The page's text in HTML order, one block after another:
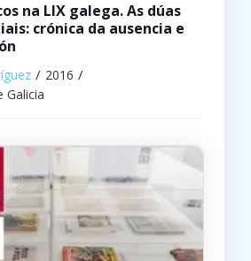
na LIX galega. As dúas
crónica da ausencia e
2016
Galicia